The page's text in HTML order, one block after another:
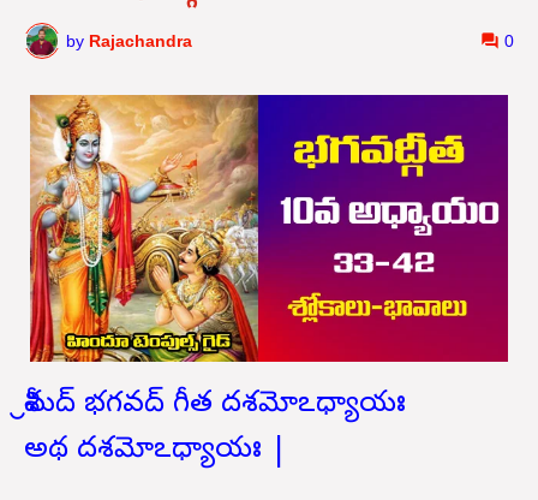
by Rajachandra 0
శ్రీమద్ భగవద్ గీత దశమోఽధ్యాయః
అథ దశమోఽధ్యాయః |